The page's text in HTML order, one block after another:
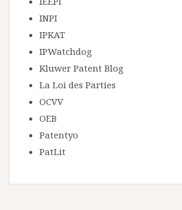
INPI
IPKAT
IPWatchdog
Kluwer Patent Blog
La Loi des Parties
OCVV
OEB
Patentyo
PatLit